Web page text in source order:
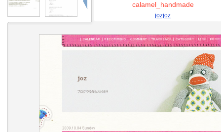
calamel_handmade
jozjoz